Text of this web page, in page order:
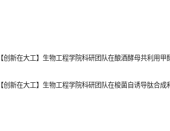
【创新在大工】生物工程学院科研团队在酿酒酵母共利用
【创新在大工】生物工程学院科研团队在梭菌自诱导肽合成